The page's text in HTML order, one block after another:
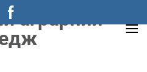
аграрний